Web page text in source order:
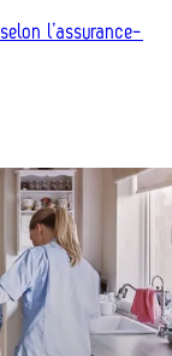
l’assurance-